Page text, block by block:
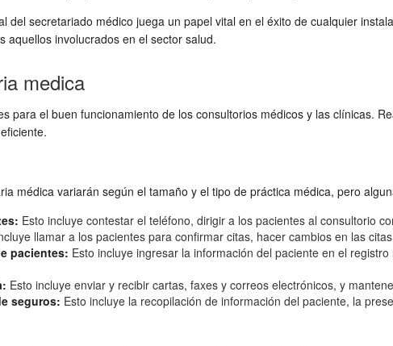
del secretariado médico juega un papel vital en el éxito de cualquier
aquellos involucrados en el sector salud.
medica
para el buen funcionamiento de los consultorios médicos y las clínicas.
médica variarán según el tamaño y el tipo de práctica médica, pero
Esto incluye contestar el teléfono, dirigir a los pacientes al consultorio
llamar a los pacientes para confirmar citas, hacer cambios en las
pacientes: Esto incluye ingresar la información del paciente en el
Esto incluye enviar y recibir cartas, faxes y correos electrónicos, y
seguros: Esto incluye la recopilación de información del paciente, la